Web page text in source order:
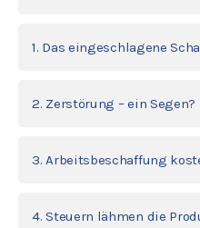
1. Das eingeschlagene
2. Zerstörung – ein Segen?
3. Arbeitsbeschaffung
4. Steuern lähmen die